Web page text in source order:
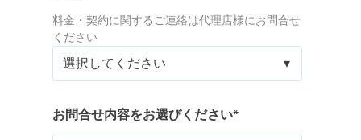
料金・契約に関するご連絡は代理店様にお問合せ
ください
お問合せ内容をお選びください*